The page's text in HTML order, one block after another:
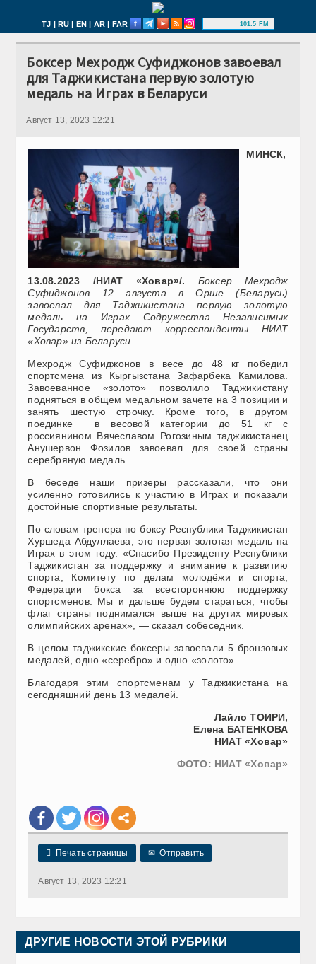
TJ | RU | EN | AR | FAR 101.5 FM
Боксер Мехродж Суфиджонов завоевал
для Таджикистана первую золотую
медаль на Играх в Беларуси
Август 13, 2023 12:21
МИНСК,
13.08.2023 /НИАТ «Ховар»/.
Боксер Мехродж
Суфиджонов 12 августа в Орше (Беларусь)
завоевал для Таджикистана первую золотую
медаль на Играх Содружества Независимых
Государств, передают корреспонденты НИАТ
«Ховар» из Беларуси.
Мехродж Суфиджонов в весе до 48 кг победил
спортсмена из Кыргызстана Зафарбека Камилова.
Завоеванное «золото» позволило Таджикистану
подняться в общем медальном зачете на 3 позиции и
занять шестую строчку. Кроме того, в другом
поединке в весовой категории до 51 кг с
россиянином Вячеславом Рогозиным таджикистанец
Анушервон Фозилов завоевал для своей страны
серебряную медаль.
В беседе наши призеры рассказали, что они
усиленно готовились к участию в Играх и показали
достойные спортивные результаты.
По словам тренера по боксу Республики Таджикистан
Хуршеда Абдуллаева, это первая золотая медаль на
Играх в этом году. «Спасибо Президенту Республики
Таджикистан за поддержку и внимание к развитию
спорта, Комитету по делам молодёжи и спорта,
Федерации бокса за всестороннюю поддержку
спортсменов. Мы и дальше будем стараться, чтобы
флаг страны поднимался выше на других мировых
олимпийских аренах», — сказал собеседник.
В целом таджикские боксеры завоевали 5 бронзовых
медалей, одно «серебро» и одно «золото».
Благодаря этим спортсменам у Таджикистана на
сегодняшний день 13 медалей.
Лайло ТОИРИ,
Елена БАТЕНКОВА
НИАТ «Ховар»
ФОТО: НИАТ «Ховар»
 Печать страницы ✉ Отправить
Август 13, 2023 12:21
ДРУГИЕ НОВОСТИ ЭТОЙ РУБРИКИ